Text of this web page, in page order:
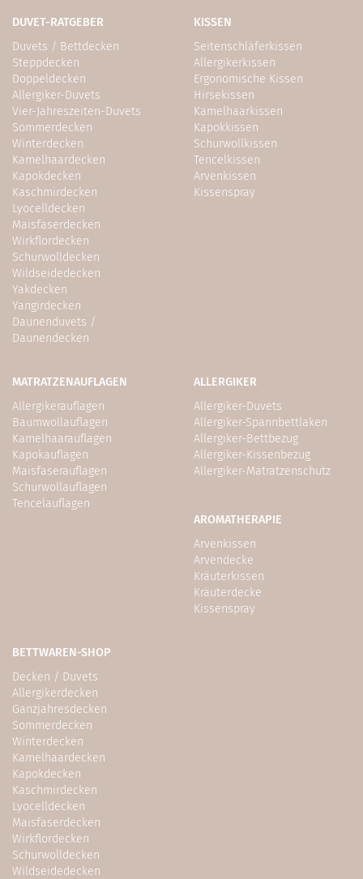
DUVET-RATGEBER
Duvets / Bettdecken
Steppdecken
Doppeldecken
Allergiker-Duvets
Vier-Jahreszeiten-Duvets
Sommerdecken
Winterdecken
Kamelhaardecken
Kapokdecken
Kaschmirdecken
Lyocelldecken
Maisfaserdecken
Wirkflordecken
Schurwolldecken
Wildseidedecken
Yakdecken
Yangirdecken
Daunenduvets /
Daunendecken
KISSEN
Seitenschläferkissen
Allergikerkissen
Ergonomische Kissen
Hirsekissen
Kamelhaarkissen
Kapokkissen
Schurwollkissen
Tencelkissen
Arvenkissen
Kissenspray
MATRATZENAUFLAGEN
Allergikerauflagen
Baumwollauflagen
Kamelhaarauflagen
Kapokauflagen
Maisfaserauflagen
Schurwollauflagen
Tencelauflagen
ALLERGIKER
Allergiker-Duvets
Allergiker-Spannbettlaken
Allergiker-Bettbezug
Allergiker-Kissenbezug
Allergiker-Matratzenschutz
AROMATHERAPIE
Arvenkissen
Arvendecke
Kräuterkissen
Kräuterdecke
Kissenspray
BETTWAREN-SHOP
Decken / Duvets
Allergikerdecken
Ganzjahresdecken
Sommerdecken
Winterdecken
Kamelhaardecken
Kapokdecken
Kaschmirdecken
Lyocelldecken
Maisfaserdecken
Wirkflordecken
Schurwolldecken
Wildseidedecken